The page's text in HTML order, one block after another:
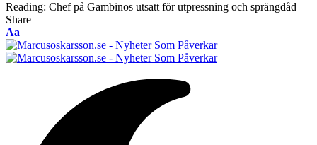
Reading: Chef på Gambinos utsatt för utpressning och sprängdåd
Share
Font
Resizer
Aa